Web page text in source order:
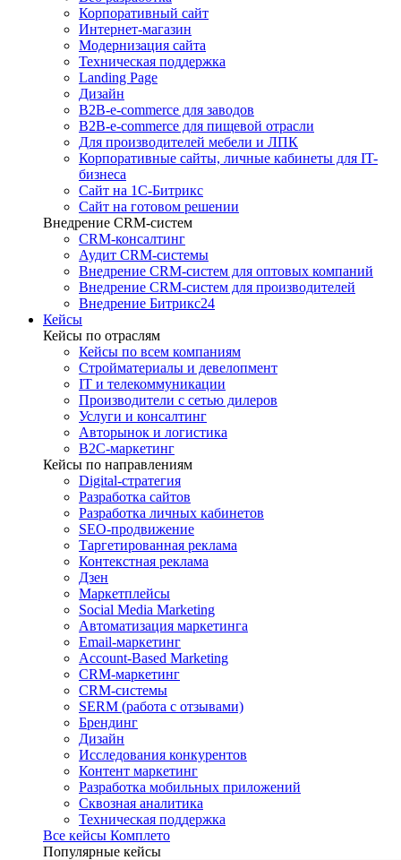
Корпоративный сайт
Интернет-магазин
Модернизация сайта
Техническая поддержка
Landing Page
Дизайн
B2B-e-commerce для заводов
B2B-e-commerce для пищевой отрасли
Для производителей мебели и ЛПК
Корпоративные сайты, личные кабинеты для IT-
бизнеса
Сайт на 1С-Битрикс
Сайт на готовом решении
Внедрение CRM-систем
CRM-консалтинг
Аудит CRM-системы
Внедрение CRM-систем для оптовых компаний
Внедрение CRM-систем для производителей
Внедрение Битрикс24
Кейсы
Кейсы по отраслям
Кейсы по всем компаниям
Стройматериалы и девелопмент
IT и телекоммуникации
Производители с сетью дилеров
Услуги и консалтинг
Авторынок и логистика
B2С-маркетинг
Кейсы по направлениям
Digital-стратегия
Разработка сайтов
Разработка личных кабинетов
SEO-продвижение
Таргетированная реклама
Контекстная реклама
Дзен
Маркетплейсы
Social Media Marketing
Автоматизация маркетинга
Email-маркетинг
Account-Based Marketing
CRM-маркетинг
CRM-системы
SERM (работа с отзывами)
Брендинг
Дизайн
Исследования конкурентов
Контент маркетинг
Разработка мобильных приложений
Сквозная аналитика
Техническая поддержка
Все кейсы Комплето
Популярные кейсы